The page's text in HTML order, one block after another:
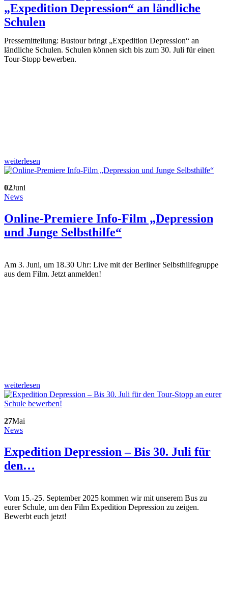
„Expedition Depression“ an ländliche
Schulen
Pressemitteilung: Bustour bringt „Expedition Depression“ an
ländliche Schulen. Schulen können sich bis zum 30. Juli für einen
Tour-Stopp bewerben.
weiterlesen
02Juni
News
Online-Premiere Info-Film „Depression
und Junge Selbsthilfe“
Am 3. Juni, um 18.30 Uhr: Live mit der Berliner Selbsthilfegruppe
aus dem Film. Jetzt anmelden!
weiterlesen
27Mai
News
Expedition Depression – Bis 30. Juli für
den…
Vom 15.-25. September 2025 kommen wir mit unserem Bus zu
eurer Schule, um den Film Expedition Depression zu zeigen.
Bewerbt euch jetzt!